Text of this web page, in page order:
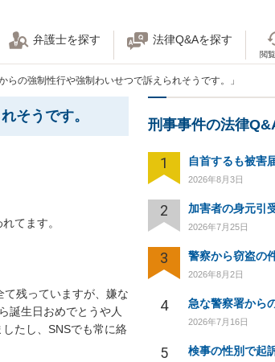
弁護士を探す 法律Q&Aを探す
閲
らの強制性行や強制わいせつで訴えられそうです。」
そうです。
てます。
残っていますが、嫌な
誕生日おめでとうや人
たし、SNSでも常に絡
刑事事件の法律
1
2026年8月3日
2
2026年7月25日
3
2026年8月2日
4 急な警察署から
2026年7月16日
5